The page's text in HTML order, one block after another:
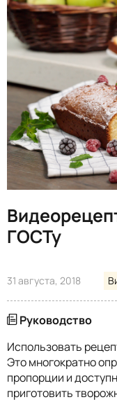
ГОСТу
31 августа, 2018
Руководство
Использовать
Это многократно
пропорции и
приготовить